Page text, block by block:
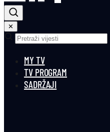
✕
MY TV
TV PROGRAM
SADRŽAJI